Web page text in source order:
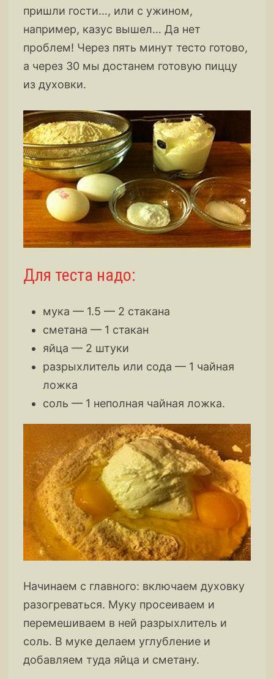
пришли гости…, или с ужином,
например, казус вышел… Да нет
проблем! Через пять минут тесто готово,
а через 30 мы достанем готовую пиццу
из духовки.
Для теста надо:
мука — 1.5 — 2 стакана
сметана — 1 стакан
яйца — 2 штуки
разрыхлитель или сода — 1 чайная
ложка
соль — 1 неполная чайная ложка.
Начинаем с главного: включаем духовку
разогреваться. Муку просеиваем и
перемешиваем в ней разрыхлитель и
соль. В муке делаем углубление и
добавляем туда яйца и сметану.